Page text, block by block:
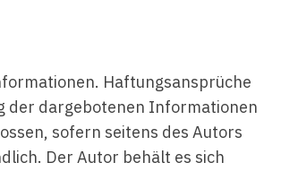
Haftungsansprüche
der dargebotenen Informationen
sofern seitens des Autors
Der Autor behält es sich